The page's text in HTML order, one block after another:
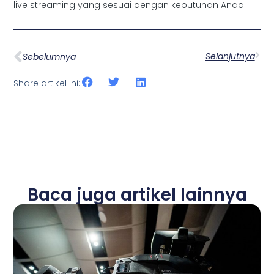
live streaming yang sesuai dengan kebutuhan Anda.
Sebelumnya Selanjutnya
Share artikel ini:
Baca juga artikel lainnya